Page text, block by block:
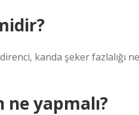
kanda şeker fazlalığı
yapmalı?